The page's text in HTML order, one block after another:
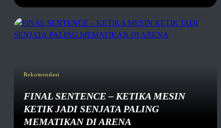
Rekomendasi
FINAL SENTENCE – KETIKA MESIN
KETIK JADI SENJATA PALING
MEMATIKAN DI ARENA